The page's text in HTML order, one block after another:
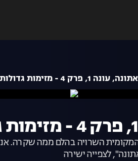
4 - מזימות גדולות
המקומית השרויה בהלם ממה
לצפייה ישירה